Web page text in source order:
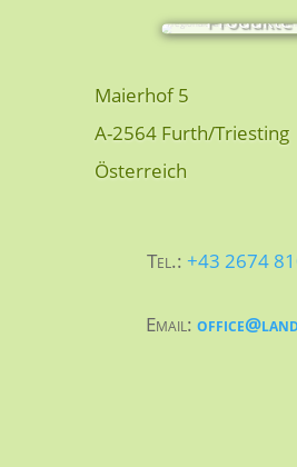
Produkte
Maierhof 5
A-2564 Furth/Triesting
Österreich
Tel.: +43 2674
Email: